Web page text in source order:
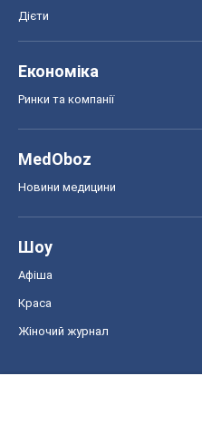
Дієти
Економіка
Ринки та компанії
MedOboz
Новини медицини
Шоу
Афіша
Краса
Жіночий журнал